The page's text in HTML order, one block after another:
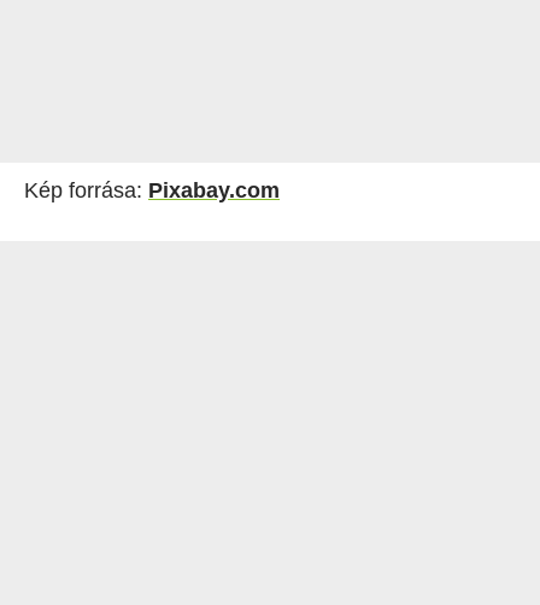
Kép forrása: Pixabay.com